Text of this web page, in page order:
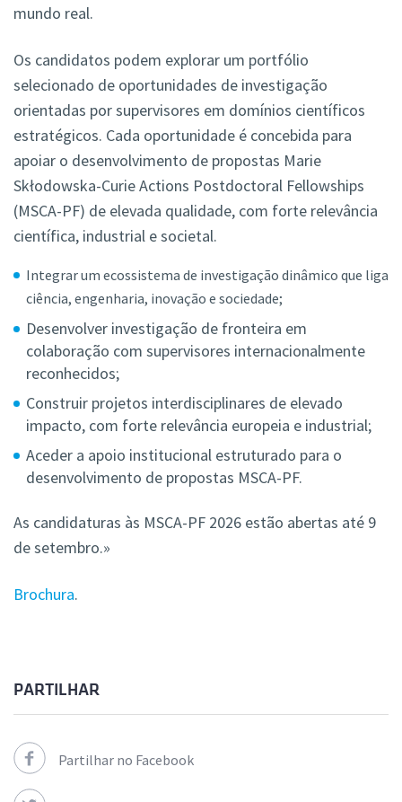
mundo real.
Os candidatos podem explorar um portfólio
selecionado de oportunidades de investigação
orientadas por supervisores em domínios científicos
estratégicos. Cada oportunidade é concebida para
apoiar o desenvolvimento de propostas Marie
Skłodowska-Curie Actions Postdoctoral Fellowships
(MSCA-PF) de elevada qualidade, com forte relevância
científica, industrial e societal.
Integrar um ecossistema de investigação dinâmico que liga
ciência, engenharia, inovação e sociedade;
Desenvolver investigação de fronteira em
colaboração com supervisores internacionalmente
reconhecidos;
Construir projetos interdisciplinares de elevado
impacto, com forte relevância europeia e industrial;
Aceder a apoio institucional estruturado para o
desenvolvimento de propostas MSCA-PF.
As candidaturas às MSCA-PF 2026 estão abertas até 9
de setembro.»
Brochura.
PARTILHAR
Partilhar no Facebook